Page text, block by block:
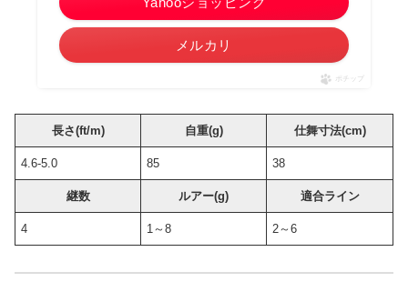
メルカリ
ポチップ
長さ(ft/m) 自重(g) 仕舞寸法(cm)
4.6-5.0 85 38
継数 ルアー(g) 適合ライン
4 1～8 2～6